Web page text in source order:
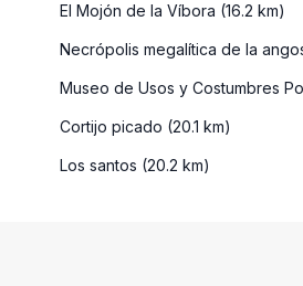
El Mojón de la Víbora (16.2 km)
Necrópolis megalítica de la
Museo de Usos y Costumbres
Cortijo picado (20.1 km)
Los santos (20.2 km)